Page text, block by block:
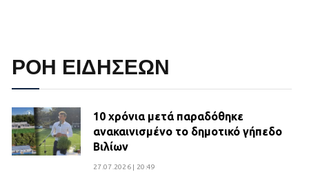
ΡΟΗ ΕΙΔΗΣΕΩΝ
10 χρόνια μετά παραδόθηκε
ανακαινισμένο το δημοτικό γήπεδο
Βιλίων
27.07.2026 | 20:49